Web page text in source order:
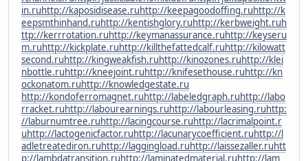
in.ruhttp://kaposidisease.ruhttp://keepagoodoffing.ruhttp://k
eepsmthinhand.ruhttp://kentishglory.ruhttp://kerbweight.ruh
ttp://kerrrotation.ruhttp://keymanassurance.ruhttp://keyseru
m.ruhttp://kickplate.ruhttp://killthefattedcalf.ruhttp://kilowatt
second.ruhttp://kingweakfish.ruhttp://kinozones.ruhttp://klei
nbottle.ruhttp://kneejoint.ruhttp://knifesethouse.ruhttp://kn
ockonatom.ruhttp://knowledgestate.ru
http://kondoferromagnet.ruhttp://labeledgraph.ruhttp://labo
rracket.ruhttp://labourearnings.ruhttp://labourleasing.ruhttp:
//laburnumtree.ruhttp://lacingcourse.ruhttp://lacrimalpoint.r
uhttp://lactogenicfactor.ruhttp://lacunarycoefficient.ruhttp://l
adletreatediron.ruhttp://laggingload.ruhttp://laissezaller.ruhtt
p://lambdatransition.ruhttp://laminatedmaterial.ruhttp://lam